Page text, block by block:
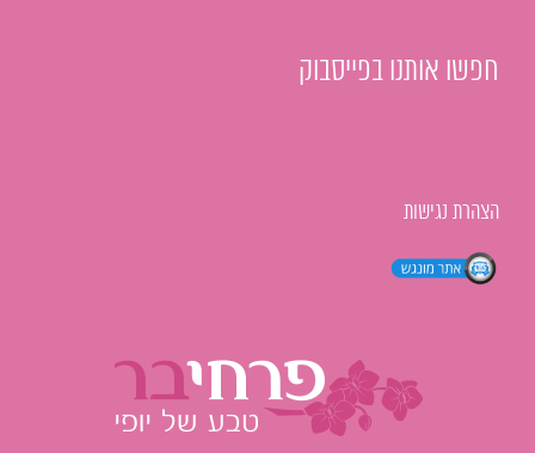
חפשו אותנו בפייסבוק
הצהרת נגישות